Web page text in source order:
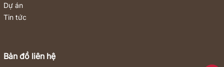
Dự án
Tin tức
Bản đồ liên hệ